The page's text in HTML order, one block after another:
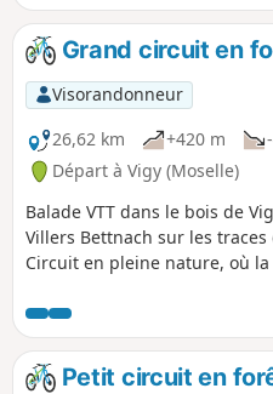
et a été très légèrement
à l'arrivée.
Grand circuit en
Visorandonneur
26,62 km
+420 m
Départ à Vigy (Moselle)
Balade VTT dans le bois de
Villers Bettnach sur les
Circuit en pleine nature, où
son cheval, puis aurait fait
l'emplacement de l'actuelle
difficile en cas de pluies, car
Petit circuit en